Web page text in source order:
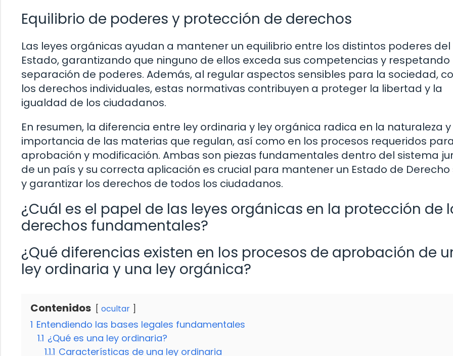
Equilibrio de poderes y protección de derechos
Las leyes orgánicas ayudan a mantener un equilibrio entre los distintos poderes del
Estado, garantizando que ninguno de ellos exceda sus competencias y respetando
separación de poderes. Además, al regular aspectos sensibles para la sociedad,
los derechos individuales, estas normativas contribuyen a proteger la libertad y la
igualdad de los ciudadanos.
En resumen, la diferencia entre ley ordinaria y ley orgánica radica en la naturaleza y
importancia de las materias que regulan, así como en los procesos requeridos
aprobación y modificación. Ambas son piezas fundamentales dentro del sistema
de un país y su correcta aplicación es crucial para mantener un Estado de Derecho
y garantizar los derechos de todos los ciudadanos.
¿Cuál es el papel de las leyes orgánicas en la protección de
derechos fundamentales?
¿Qué diferencias existen en los procesos de aprobación de
ley ordinaria y una ley orgánica?
Contenidos ocultar
1 Entendiendo las bases legales fundamentales
1.1 ¿Qué es una ley ordinaria?
1.1.1 Características de una ley ordinaria